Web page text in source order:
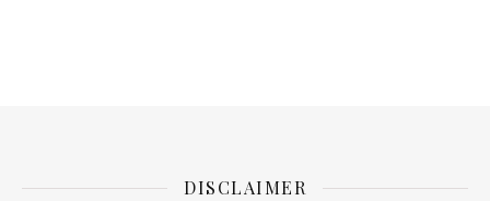
DISCLAIMER